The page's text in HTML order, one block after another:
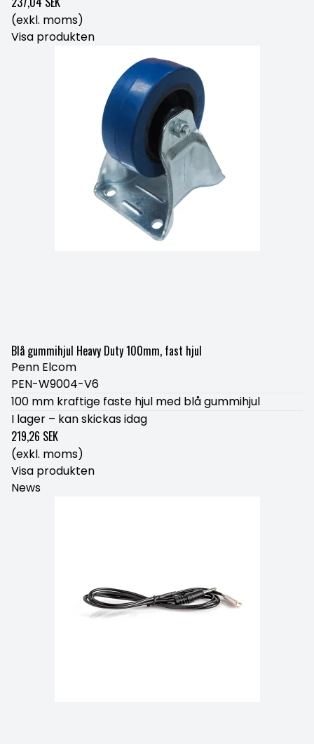
(exkl. moms)
Visa produkten
Blå gummihjul Heavy Duty 100mm, fast hjul
Penn Elcom
PEN-W9004-V6
100 mm kraftige faste hjul med blå gummihjul
I lager – kan skickas idag
219,26 SEK
(exkl. moms)
Visa produkten
News